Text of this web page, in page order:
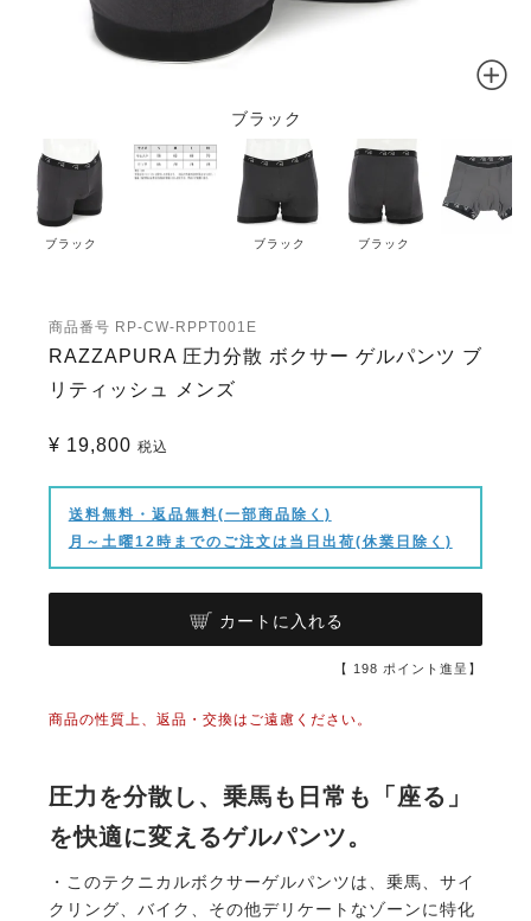
ブラック
ブラック ブラック ブラック
商品番号 RP-CW-RPPT001E
RAZZAPURA 圧力分散 ボクサー ゲルパンツ ブ
リティッシュ メンズ
¥ 19,800 税込
送料無料・返品無料(一部商品除く)
月～土曜12時までのご注文は当日出荷(休業日除く)
カートに入れる
【 198 ポイント進呈】
商品の性質上、返品・交換はご遠慮ください。
圧力を分散し、乗馬も日常も「座る」
を快適に変えるゲルパンツ。
・このテクニカルボクサーゲルパンツは、乗馬、サイ
クリング、バイク、その他デリケートなゾーンに特化